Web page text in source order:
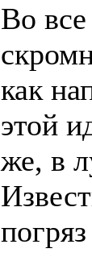
Во
как
этой
же, в